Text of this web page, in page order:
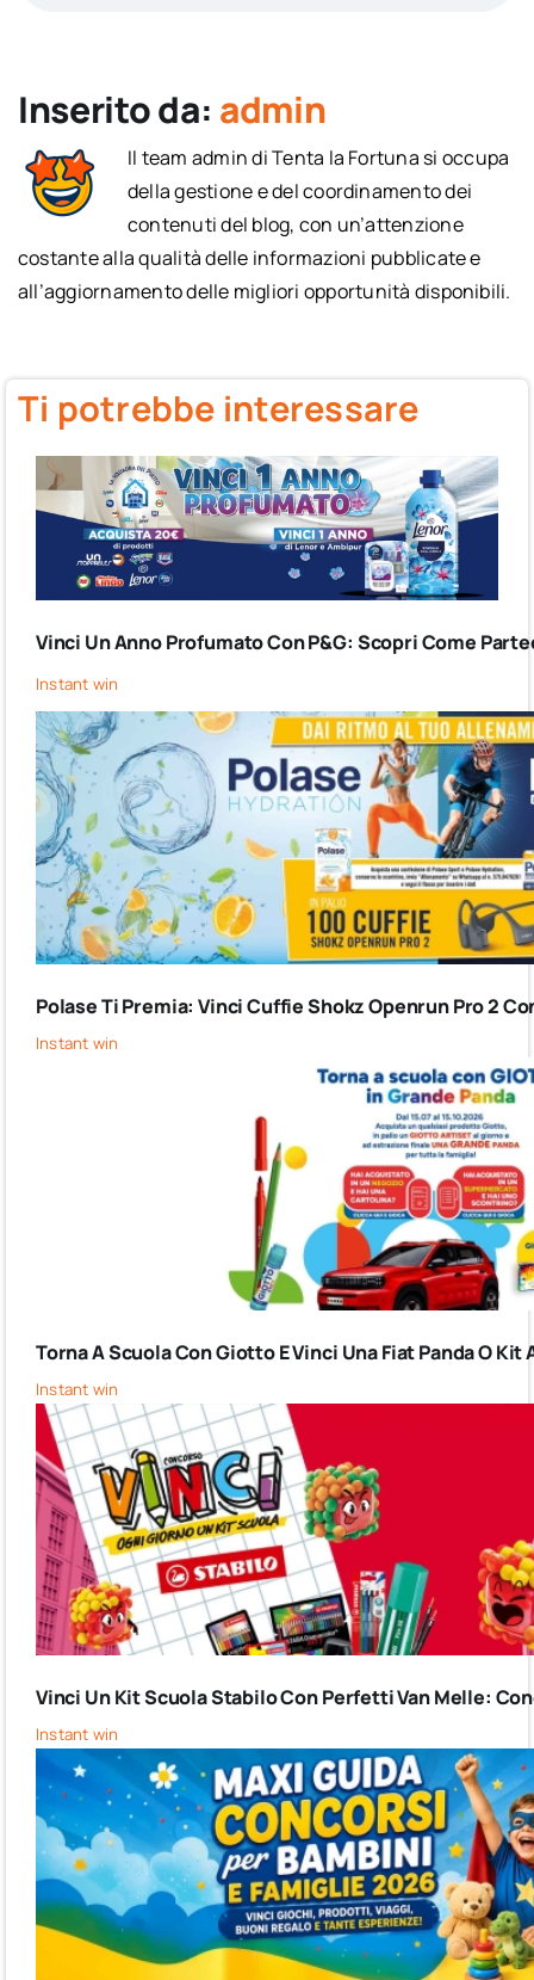
Inserito da: admin
Il team admin di Tenta la Fortuna si occupa
della gestione e del coordinamento dei
contenuti del blog, con un’attenzione
costante alla qualità delle informazioni pubblicate e
all’aggiornamento delle migliori opportunità disponibili.
Ti potrebbe interessare
Vinci Un Anno Profumato Con P&G: Scopri Come
Instant win
Polase Ti Premia: Vinci Cuffie Shokz Openrun Pro 2
Instant win
Torna A Scuola Con Giotto E Vinci Una Fiat Panda O
Instant win
Vinci Un Kit Scuola Stabilo Con Perfetti Van Melle:
Instant win